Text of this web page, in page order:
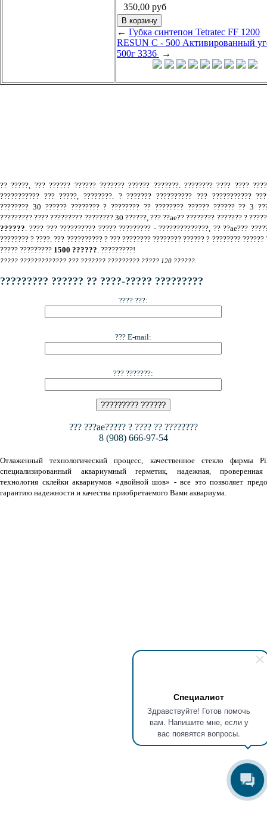
Специалист
Здравствуйте! Готов помочь
вам. Напишите мне, если у
вас появятся вопросы.
350,00 руб
← Губка синтепон Tetratec FF 1200
RESUN С - 500 Активированный
500г 3336
→
?? ?????, ??? ?????? ?????? ??????? ?????? ???????. ???????? ???? ????
??????????? ??? ?????, ????????. ? ??????? ?????????? ??? ???????????
???????? 30 ?????? ???????? ? ???????? ?? ???????? ?????? ?????? ?? 3
????????? ???? ????????? ???????? 30 ??????, ??? ??ae?? ???????? ??????? ?
??????. ???? ??? ?????????? ????? ????????? - ??????????????, ?? ??ae???
???????? ? ????. ??? ?????????? ? ??? ???????? ???????? ?????? ? ???????? ??????
????? ????????? 1500 ??????. ?????????!
????? ????????????? ??? ??????? ????????? ????? 120 ??????.
????????? ?????? ?? ????-????? ?????????
???? ???:
??? E-mail:
??? ???????:
??? ???ae????? ? ???? ?? ????????
8 (908) 666-97-54
Отлаженный технологический процесс, качественное стекло фирмы
специализированный аквариумный герметик, надежная,
технология склейки аквариумов «двойной шов» - все это позволяет
гарантию надежности и качества приобретаемого Вами аквариума.